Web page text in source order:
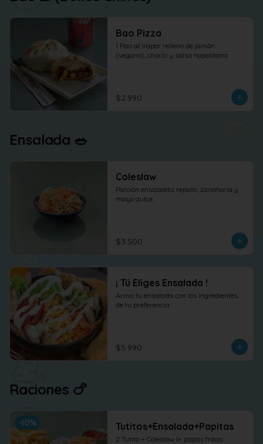
Bao Pizza
1 Pan al Vapor relleno de jamón
(vegano), choclo y salsa napolitana
$2.990
Ensalada 🥗
Coleslaw
Porción ensaladita repollo, zanahoria y
mayo dulce.
$3.500
¡ Tú Eliges Ensalada !
Arma tu ensalada con los ingredientes
de tu preferencia
$5.990
Raciones 🍗
-10% Tutitos+Ensalada+Papitas
2 Tutito + Coleslaw l+ papas fritas.